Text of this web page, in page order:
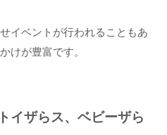
イベントが行われることもあ
けが豊富です。
イザらス、ベビーザら